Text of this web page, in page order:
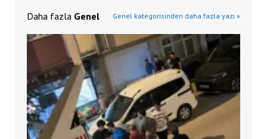
Daha fazla Genel Genel kategorisinden daha fazla yazı »